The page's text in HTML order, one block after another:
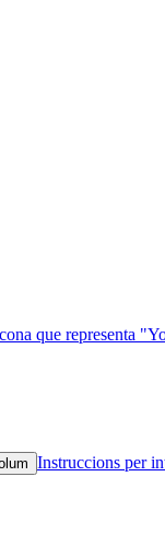
que representa
Instruccions per